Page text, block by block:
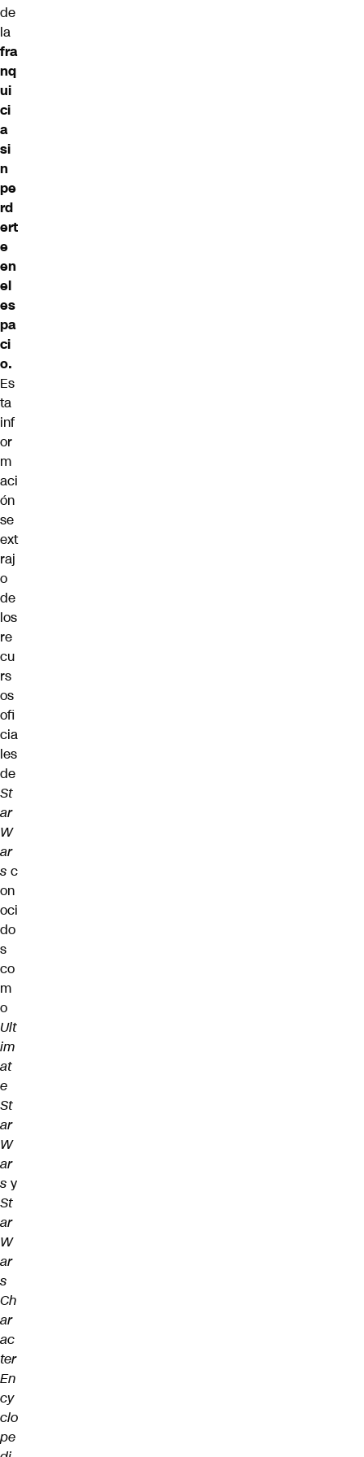
de
la
fra
nq
ui
ci
a
si
n
pe
rd
ert
e
en
el
es
pa
ci
o.
Es
ta
inf
or
m
aci
ón
se
ext
raj
o
de
los
re
cu
rs
os
ofi
cia
les
de
St
ar
W
ar
s c
on
oci
do
s
co
m
o
Ult
im
at
e
St
ar
W
ar
s y
St
ar
W
ar
s
Ch
ar
ac
ter
En
cy
clo
pe